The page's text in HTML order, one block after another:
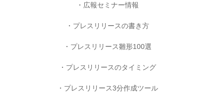
広報セミナー情報
プレスリリースの書き方
プレスリリース雛形100選
プレスリリースのタイミング
プレスリリース3分作成ツール